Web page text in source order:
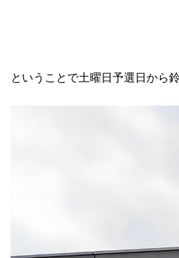
ということで土曜日予選日から